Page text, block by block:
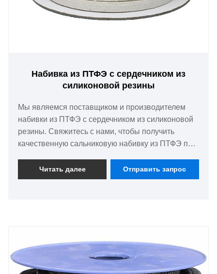
Набивка из ПТФЭ с сердечником из
силиконовой резины
Мы являемся поставщиком и производителем
набивки из ПТФЭ с сердечником из силиконовой
резины. Свяжитесь с нами, чтобы получить
качественную сальниковую набивку из ПТФЭ по
Читать далее Отправить запрос